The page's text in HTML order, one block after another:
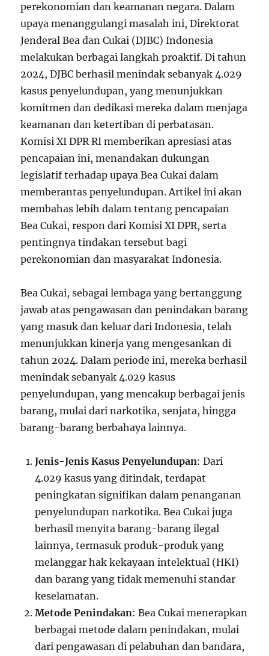
perekonomian dan keamanan negara. Dalam
upaya menanggulangi masalah ini, Direktorat
Jenderal Bea dan Cukai (DJBC) Indonesia
melakukan berbagai langkah proaktif. Di tahun
2024, DJBC berhasil menindak sebanyak 4.029
kasus penyelundupan, yang menunjukkan
komitmen dan dedikasi mereka dalam menjaga
keamanan dan ketertiban di perbatasan.
Komisi XI DPR RI memberikan apresiasi atas
pencapaian ini, menandakan dukungan
legislatif terhadap upaya Bea Cukai dalam
memberantas penyelundupan. Artikel ini akan
membahas lebih dalam tentang pencapaian
Bea Cukai, respon dari Komisi XI DPR, serta
pentingnya tindakan tersebut bagi
perekonomian dan masyarakat Indonesia.
Bea Cukai, sebagai lembaga yang bertanggung
jawab atas pengawasan dan penindakan barang
yang masuk dan keluar dari Indonesia, telah
menunjukkan kinerja yang mengesankan di
tahun 2024. Dalam periode ini, mereka berhasil
menindak sebanyak 4.029 kasus
penyelundupan, yang mencakup berbagai jenis
barang, mulai dari narkotika, senjata, hingga
barang-barang berbahaya lainnya.
Jenis-Jenis Kasus Penyelundupan: Dari
4.029 kasus yang ditindak, terdapat
peningkatan signifikan dalam penanganan
penyelundupan narkotika. Bea Cukai juga
berhasil menyita barang-barang ilegal
lainnya, termasuk produk-produk yang
melanggar hak kekayaan intelektual (HKI)
dan barang yang tidak memenuhi standar
keselamatan.
Metode Penindakan: Bea Cukai menerapkan
berbagai metode dalam penindakan, mulai
dari pengawasan di pelabuhan dan bandara,